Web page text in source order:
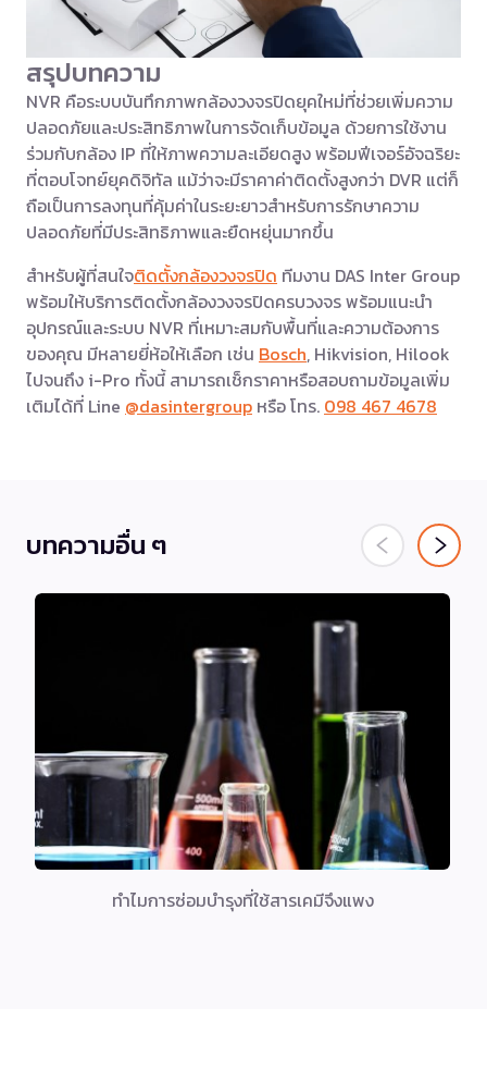
สรุปบทความ
NVR คือระบบบันทึกภาพกล้องวงจรปิดยุคใหม่ที่ช่วยเพิ่มความ
ปลอดภัยและประสิทธิภาพในการจัดเก็บข้อมูล ด้วยการใช้งาน
ร่วมกับกล้อง IP ที่ให้ภาพความละเอียดสูง พร้อมฟีเจอร์อัจฉริยะ
ที่ตอบโจทย์ยุคดิจิทัล แม้ว่าจะมีราคาค่าติดตั้งสูงกว่า DVR แต่ก็
ถือเป็นการลงทุนที่คุ้มค่าในระยะยาวสำหรับการรักษาความ
ปลอดภัยที่มีประสิทธิภาพและยืดหยุ่นมากขึ้น
สำหรับผู้ที่สนใจติดตั้งกล้องวงจรปิด ทีมงาน DAS Inter Group
พร้อมให้บริการติดตั้งกล้องวงจรปิดครบวงจร พร้อมแนะนำ
อุปกรณ์และระบบ NVR ที่เหมาะสมกับพื้นที่และความต้องการ
ของคุณ มีหลายยี่ห้อให้เลือก เช่น Bosch, Hikvision, Hilook
ไปจนถึง i-Pro ทั้งนี้ สามารถเช็กราคาหรือสอบถามข้อมูลเพิ่ม
เติมได้ที่ Line @dasintergroup หรือ โทร. 098 467 4678
บทความอื่น ๆ
ทำไมการซ่อมบำรุงที่ใช้สารเคมีจึงแพง